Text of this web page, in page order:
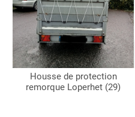
Housse de protection
remorque Loperhet (29)